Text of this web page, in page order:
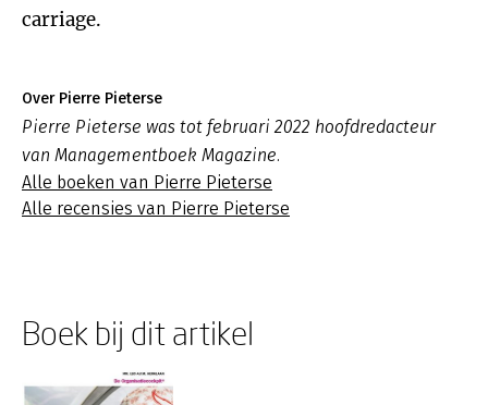
carriage.
Over Pierre Pieterse
Pierre Pieterse was tot februari 2022 hoofdredacteur
van Managementboek Magazine.
Alle boeken van Pierre Pieterse
Alle recensies van Pierre Pieterse
Boek bij dit artikel